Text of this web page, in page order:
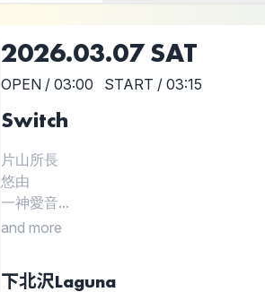
2026.03.07 SAT
OPEN / 03:00 START / 03:15
Switch
片山所長
悠由
一神愛音...
and more
下北沢Laguna